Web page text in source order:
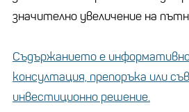
значително увеличение на
Съдържанието е
консултация, препоръка или
инвестиционно решение.